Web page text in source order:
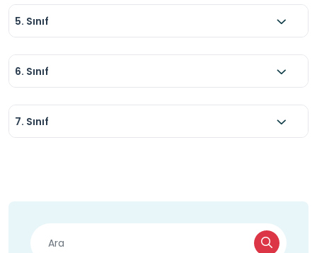
5. Sınıf
6. Sınıf
7. Sınıf